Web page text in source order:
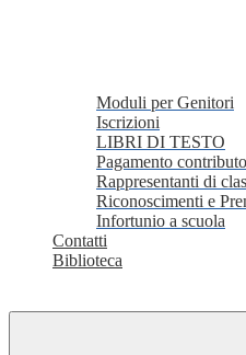
Moduli per Genitori
Iscrizioni
LIBRI DI TESTO
Pagamento
Rappresentanti di
Riconoscimenti e
Infortunio a scuola
Contatti
Biblioteca